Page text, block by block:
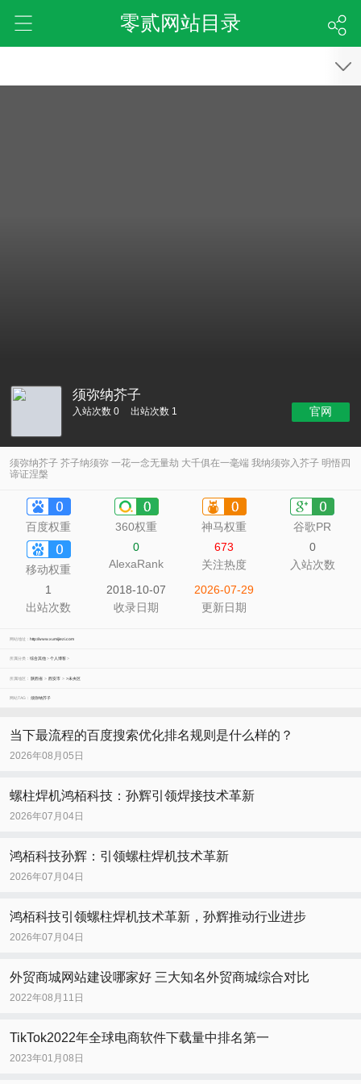
零贰网站目录
须弥纳芥子
入站次数 0 出站次数 1 官网
须弥纳芥子 芥子纳须弥 一花一念无量劫 大千俱在一毫端 我纳须弥入芥子 明悟四
谛证涅槃
百度权重 360权重 神马权重 谷歌PR
移动权重
0
AlexaRank
673
关注热度
0
入站次数
1
出站次数
2018-10-07
收录日期
2026-07-29
更新日期
网站地址： http://www.xumijiezi.com
所属分类： 综合其他>个人博客>
所属地区： 陕西省> 西安市> >未央区
网站TAG： 须弥纳芥子
当下最流程的百度搜索优化排名规则是什么样的？
2026年08月05日
螺柱焊机鸿栢科技：孙辉引领焊接技术革新
2026年07月04日
鸿栢科技孙辉：引领螺柱焊机技术革新
2026年07月04日
鸿栢科技引领螺柱焊机技术革新，孙辉推动行业进步
2026年07月04日
外贸商城网站建设哪家好 三大知名外贸商城综合对比
2022年08月11日
TikTok2022年全球电商软件下载量中排名第一
2023年01月08日